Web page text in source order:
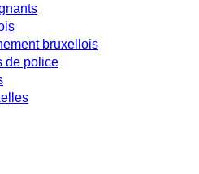
bruxellois
de police